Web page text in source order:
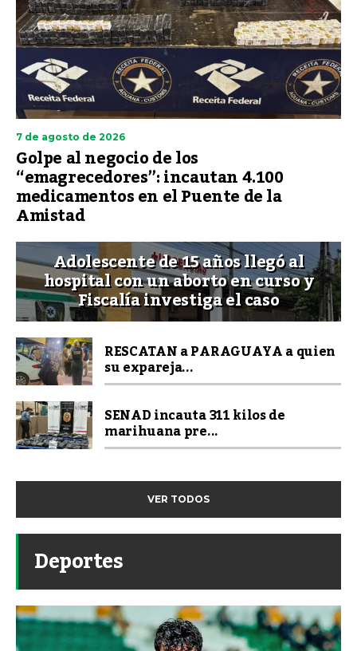
7 de agosto de 2026
Golpe al negocio de los
“emagrecedores”: incautan 4.100
medicamentos en el Puente de la
Amistad
Adolescente de 15 años llegó al
hospital con un aborto en curso y
Fiscalía investiga el caso
RESCATAN a PARAGUAYA a quien
su expareja...
SENAD incauta 311 kilos de
marihuana pre...
VER TODOS
Deportes